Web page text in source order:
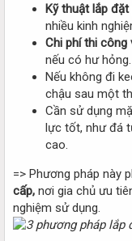
Kỹ thuật lắp
nhiều kinh
Chi phí thi
nếu có hư hỏng.
Nếu không đi
chậu sau một
Cần sử dụng
lực tốt, như đá
cao.
=> Phương pháp này
cấp, nơi gia chủ ưu
nghiệm sử dụng.